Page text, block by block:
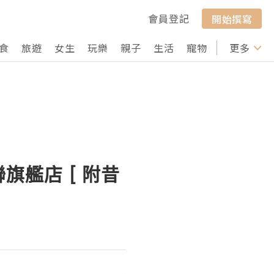
會員登記
開始撰寫
旅遊 女生 玩樂 親子 生活 寵物 行山 打卡
更多
艦店 [ 附昔